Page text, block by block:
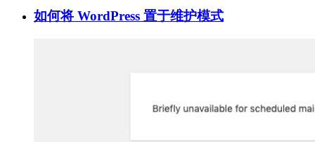
如何将 WordPress 置于维护模式